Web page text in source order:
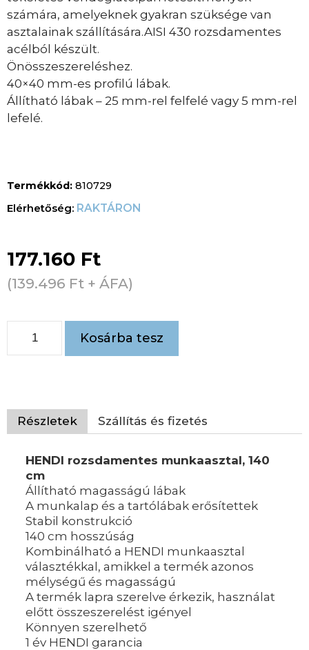
számára, amelyeknek gyakran szüksége van
asztalainak szállítására.AISI 430 rozsdamentes
acélból készült.
Önösszeszereléshez.
40×40 mm-es profilú lábak.
Állítható lábak – 25 mm-rel felfelé vagy 5 mm-rel
lefelé.
Termékkód: 810729
RAKTÁRON
177.160 Ft
(139.496 Ft + ÁFA)
Kosárba tesz
Részletek Szállítás és fizetés
HENDI rozsdamentes munkaasztal, 140
cm
Állítható magasságú lábak
A munkalap és a tartólábak erősítettek
Stabil konstrukció
140 cm hosszúság
Kombinálható a HENDI munkaasztal
választékkal, amikkel a termék azonos
mélységű és magasságú
A termék lapra szerelve érkezik, használat
előtt összeszerelést igényel
Könnyen szerelhető
1 év HENDI garancia